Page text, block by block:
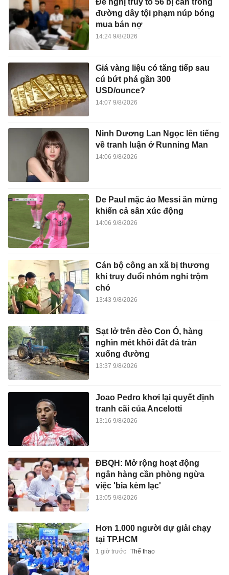
Đề nghị truy tố 56 bị can trong
đường dây tội phạm núp bóng
mua bán nợ
14:24 9/8/2026
Giá vàng liệu có tăng tiếp sau
cú bứt phá gần 300
USD/ounce?
14:07 9/8/2026
Ninh Dương Lan Ngọc lên tiếng
về tranh luận ở Running Man
14:06 9/8/2026
De Paul mặc áo Messi ăn mừng
khiến cả sân xúc động
14:06 9/8/2026
Cán bộ công an xã bị thương
khi truy đuổi nhóm nghi trộm
chó
13:43 9/8/2026
Sạt lở trên đèo Con Ó, hàng
nghìn mét khối đất đá tràn
xuống đường
13:37 9/8/2026
Joao Pedro khơi lại quyết định
tranh cãi của Ancelotti
13:16 9/8/2026
ĐBQH: Mở rộng hoạt động
ngân hàng cần phòng ngừa
việc 'bia kèm lạc'
13:05 9/8/2026
Hơn 1.000 người dự giải chạy
tại TP.HCM
1 giờ trước Thể thao